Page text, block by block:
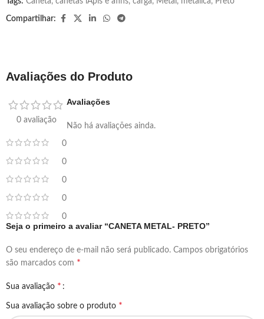
Compartilhar:
Avaliações do Produto
0 avaliação
0
0
0
0
0
Avaliações
Não há avaliações ainda.
Seja o primeiro a avaliar “CANETA METAL- PRETO”
O seu endereço de e-mail não será publicado. Campos obrigatórios
são marcados com *
Sua avaliação *
Sua avaliação sobre o produto *